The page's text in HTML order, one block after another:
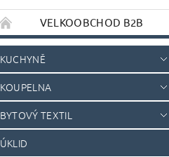
VELKOOBCHOD B2B
KUCHYNĚ
KOUPELNA
BYTOVÝ TEXTIL
ÚKLID